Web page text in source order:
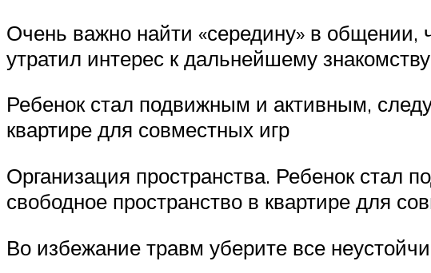
Очень важно найти «середину» в общении,
утратил интерес к дальнейшему
Ребенок стал подвижным и активным,
квартире для совместных игр
Организация пространства. Ребенок стал
свободное пространство в квартире для
Во избежание травм уберите все